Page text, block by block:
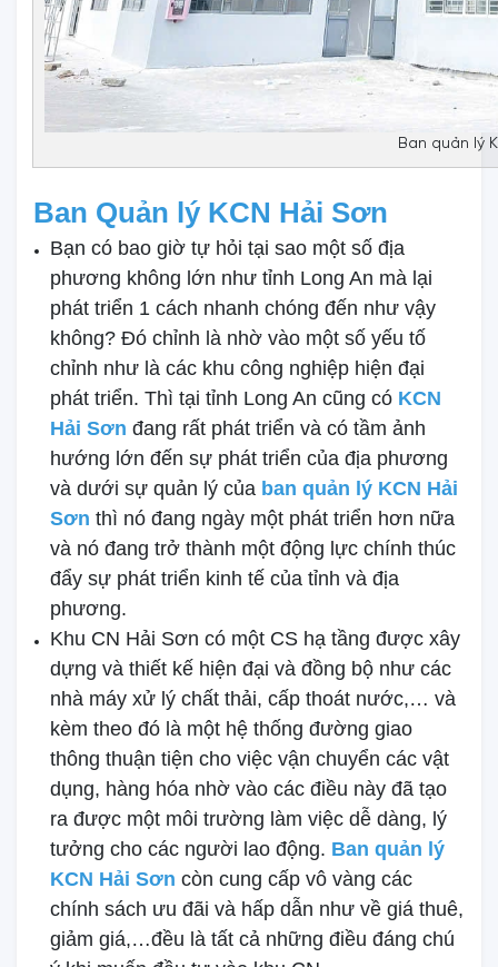
Ban quản lý
Ban Quản lý KCN Hải Sơn
Bạn có bao giờ tự hỏi tại sao một số địa
phương không lớn như tỉnh Long An mà lại
phát triển 1 cách nhanh chóng đến như vậy
không? Đó chỉnh là nhờ vào một số yếu tố
chỉnh như là các khu công nghiệp hiện đại
phát triển. Thì tại tỉnh Long An cũng có KCN
Hải Sơn đang rất phát triển và có tầm ảnh
hướng lớn đến sự phát triển của địa phương
và dưới sự quản lý của ban quản lý KCN Hải
Sơn thì nó đang ngày một phát triển hơn nữa
và nó đang trở thành một động lực chính thúc
đẩy sự phát triển kinh tế của tỉnh và địa
phương.
Khu CN Hải Sơn có một CS hạ tầng được xây
dựng và thiết kế hiện đại và đồng bộ như các
nhà máy xử lý chất thải, cấp thoát nước,… và
kèm theo đó là một hệ thống đường giao
thông thuận tiện cho việc vận chuyển các vật
dụng, hàng hóa nhờ vào các điều này đã tạo
ra được một môi trường làm việc dễ dàng, lý
tưởng cho các người lao động. Ban quản lý
KCN Hải Sơn còn cung cấp vô vàng các
chính sách ưu đãi và hấp dẫn như về giá thuê,
giảm giá,…đều là tất cả những điều đáng chú